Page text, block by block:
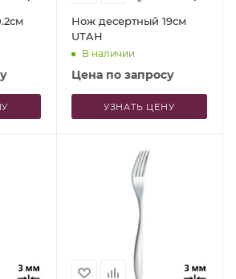
Нож десертный 19см
UTAH
В наличии
Цена по запросу
УЗНАТЬ ЦЕНУ